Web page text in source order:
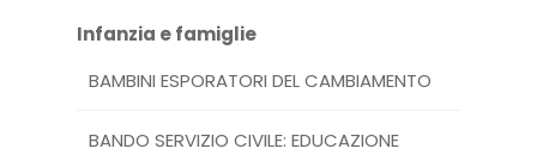
Infanzia e famiglie
BAMBINI ESPORATORI DEL CAMBIAMENTO
BANDO SERVIZIO CIVILE: EDUCAZIONE